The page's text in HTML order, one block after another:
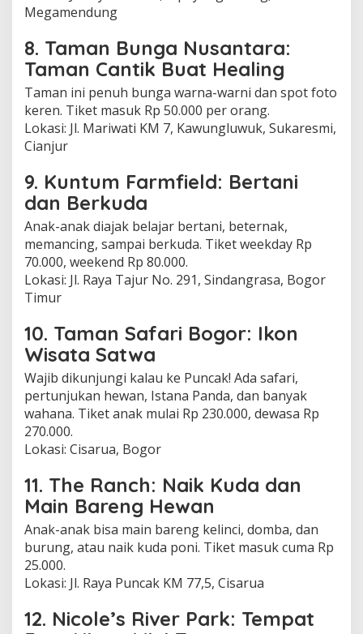
Megamendung
8. Taman Bunga Nusantara:
Taman Cantik Buat Healing
Taman ini penuh bunga warna-warni dan spot foto
keren. Tiket masuk Rp 50.000 per orang.
Lokasi: Jl. Mariwati KM 7, Kawungluwuk, Sukaresmi,
Cianjur
9. Kuntum Farmfield: Bertani
dan Berkuda
Anak-anak diajak belajar bertani, beternak,
memancing, sampai berkuda. Tiket weekday Rp
70.000, weekend Rp 80.000.
Lokasi: Jl. Raya Tajur No. 291, Sindangrasa, Bogor
Timur
10. Taman Safari Bogor: Ikon
Wisata Satwa
Wajib dikunjungi kalau ke Puncak! Ada safari,
pertunjukan hewan, Istana Panda, dan banyak
wahana. Tiket anak mulai Rp 230.000, dewasa Rp
270.000.
Lokasi: Cisarua, Bogor
11. The Ranch: Naik Kuda dan
Main Bareng Hewan
Anak-anak bisa main bareng kelinci, domba, dan
burung, atau naik kuda poni. Tiket masuk cuma Rp
25.000.
Lokasi: Jl. Raya Puncak KM 77,5, Cisarua
12. Nicole’s River Park: Tempat